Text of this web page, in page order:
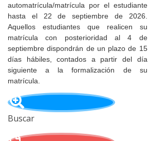
automatrícula/matrícula por el estudiante
hasta el 22 de septiembre de 2026.
Aquellos estudiantes que realicen su
matrícula con posterioridad al 4 de
septiembre dispondrán de un plazo de 15
días hábiles, contados a partir del día
siguiente a la formalización de su
matrícula.
Buscar